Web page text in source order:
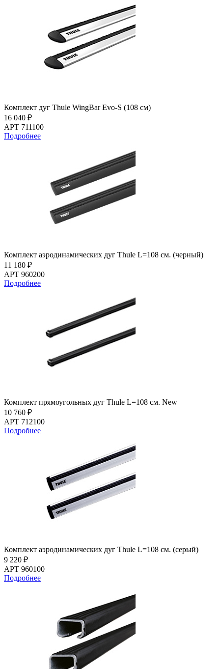
Комплект дуг Thule WingBar Evo-S (108 см)
16 040 ₽
АРТ 711100
Подробнее
Комплект аэродинамических дуг Thule L=108 см. (черный)
11 180 ₽
АРТ 960200
Подробнее
Комплект прямоугольных дуг Thule L=108 см. New
10 760 ₽
АРТ 712100
Подробнее
Комплект аэродинамических дуг Thule L=108 см. (серый)
9 220 ₽
АРТ 960100
Подробнее